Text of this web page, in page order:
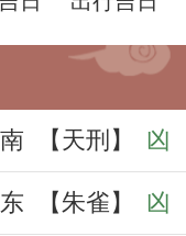
【天刑】 凶
【朱雀】 凶